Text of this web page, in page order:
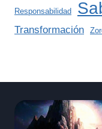
Responsabilidad
Transformación